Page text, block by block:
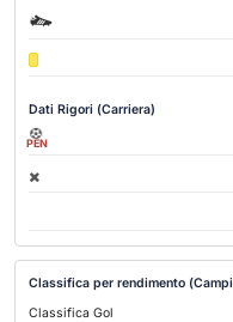
Dati Rigori (Carriera)
PEN
Classifica per rendimento
Classifica Gol